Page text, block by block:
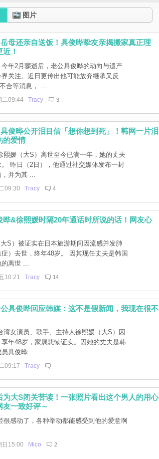
图片
母还亲自送饭！具俊晔挚友亲揭搬家真正理
！
年2月骤逝后，老公具俊晔的动向与遗产
关注。近日更传出他可能放弃继承又反
合等消息， ...
二09:44 Tracy 3
俊晔公开泪目信「想你想到死」！韩网一片泪
的爱情
媛（大S）离世至今已满一年，她的丈夫
昨日（2日），他通过社交媒体发布一封
，并为其 ...
09:30 Tracy 4
晔&徐熙媛时隔20年通话时所说的话！网友心
S）被证实在日本旅游期间因流感并发肺
）去世，终年48岁。 因其现任丈夫是韩国
的离世 ...
10:21 Tracy 14
具俊晔回应韩媒：这不是假新闻，我现在很不
女演员、歌手、主持人徐熙媛（大S）因
年48岁，家属悲恸证实。因她的丈夫是韩
员具俊晔 ...
09:17 Tracy
为大S闭关苦读！一张照片看出这个男人的用心
友一致好评～
感动了，各种举动都能感受到他的爱意啊
日15:00 Mico 2